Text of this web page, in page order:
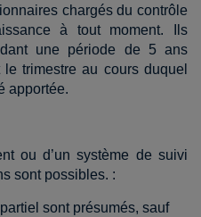
chargés du contrôle
à tout moment. Ils
une période de 5 ans
trimestre au cours duquel
apportée.
ou d’un système de suivi
sont possibles. :
sont présumés, sauf